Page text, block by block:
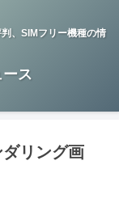
、SIMフリー機種の情
ス
リング画